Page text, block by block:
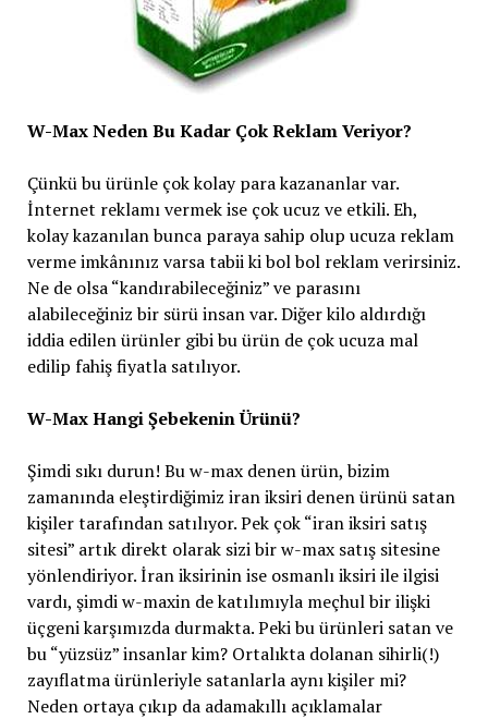
W-Max Neden Bu Kadar Çok Reklam Veriyor?
Çünkü bu ürünle çok kolay para kazananlar var.
İnternet reklamı vermek ise çok ucuz ve etkili. Eh,
kolay kazanılan bunca paraya sahip olup ucuza reklam
verme imkânınız varsa tabii ki bol bol reklam verirsiniz.
Ne de olsa “kandırabileceğiniz” ve parasını
alabileceğiniz bir sürü insan var. Diğer kilo aldırdığı
iddia edilen ürünler gibi bu ürün de çok ucuza mal
edilip fahiş fiyatla satılıyor.
W-Max Hangi Şebekenin Ürünü?
Şimdi sıkı durun! Bu w-max denen ürün, bizim
zamanında eleştirdiğimiz iran iksiri denen ürünü satan
kişiler tarafından satılıyor. Pek çok “iran iksiri satış
sitesi” artık direkt olarak sizi bir w-max satış sitesine
yönlendiriyor. İran iksirinin ise osmanlı iksiri ile ilgisi
vardı, şimdi w-maxin de katılımıyla meçhul bir ilişki
üçgeni karşımızda durmakta. Peki bu ürünleri satan ve
bu “yüzsüz” insanlar kim? Ortalıkta dolanan sihirli(!)
zayıflatma ürünleriyle satanlarla aynı kişiler mi?
Neden ortaya çıkıp da adamakıllı açıklamalar